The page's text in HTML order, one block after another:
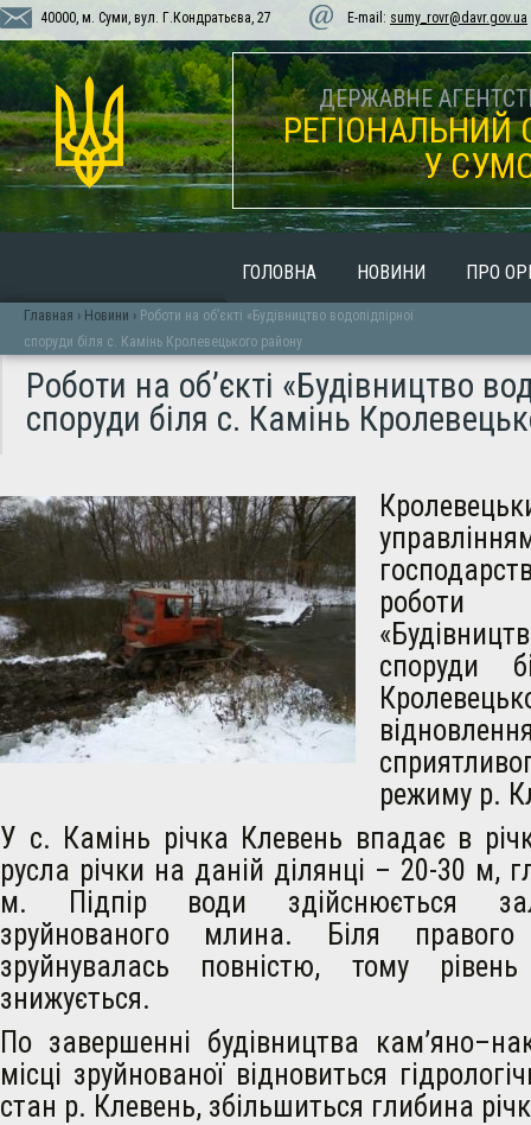
40000, м. Суми, вул. Г.Кондратьєва, 27 E-mail: sumy_rovr@davr.gov.ua
ДЕРЖАВНЕ
РЕГІОНАЛЬНИЙ
У
ГОЛОВНА НОВИНИ ПРО
Главная › Новини › Роботи на об’єкті «Будівництво водопідпірної
споруди біля с. Камінь Кролевецького району
Роботи на об’єкті «Будівництво
споруди біля с. Камінь
роботи
споруди
режиму р.
У с. Камінь річка Клевень впадає в
русла річки на даній ділянці – 20-30 м,
м. Підпір води здійснюється
зруйнованого млина. Біля правого
зруйнувалась повністю, тому
знижується.
По завершенні будівництва
місці зруйнованої відновиться
стан р. Клевень, збільшиться глибина